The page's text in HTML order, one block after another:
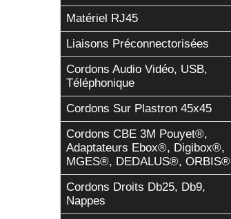
Matériel RJ45
Liaisons Préconnectorisées
Cordons Audio Vidéo, USB,
Téléphonique
Cordons Sur Plastron 45x45
Cordons CBE 3M Pouyet®,
Adaptateurs Ebox®, Digibox®,
MGES®, DEDALUS®, ORBIS®
Cordons Droits Db25, Db9,
Nappes